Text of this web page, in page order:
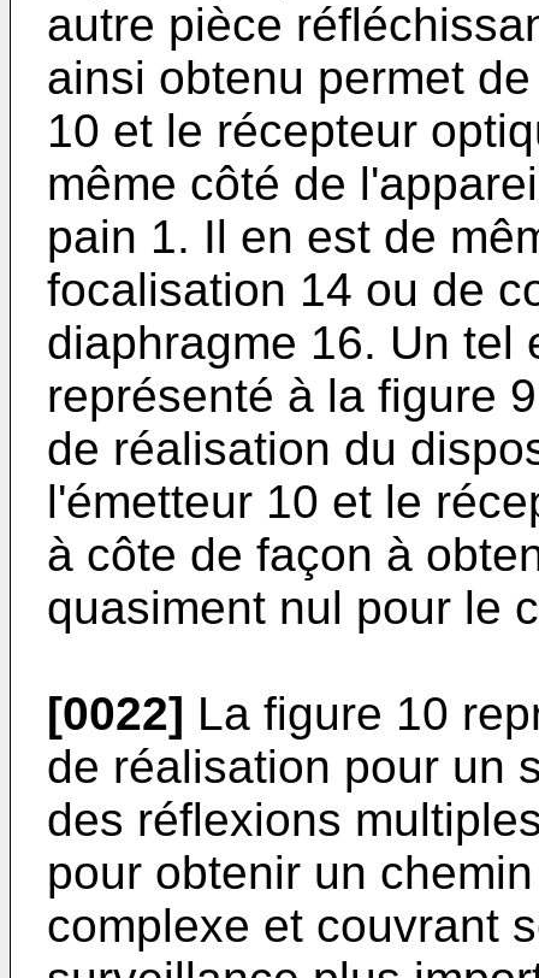
autre pièce
ainsi obtenu permet
10 et le récepteur
même côté de
pain 1. Il en est de
focalisation 14 ou de
diaphragme 16. Un tel
représenté à la figure
de réalisation du
l'émetteur 10 et le
à côte de façon à
quasiment nul pour le
[0022] La figure 10
de réalisation pour un
des réflexions
pour obtenir un
complexe et couvrant